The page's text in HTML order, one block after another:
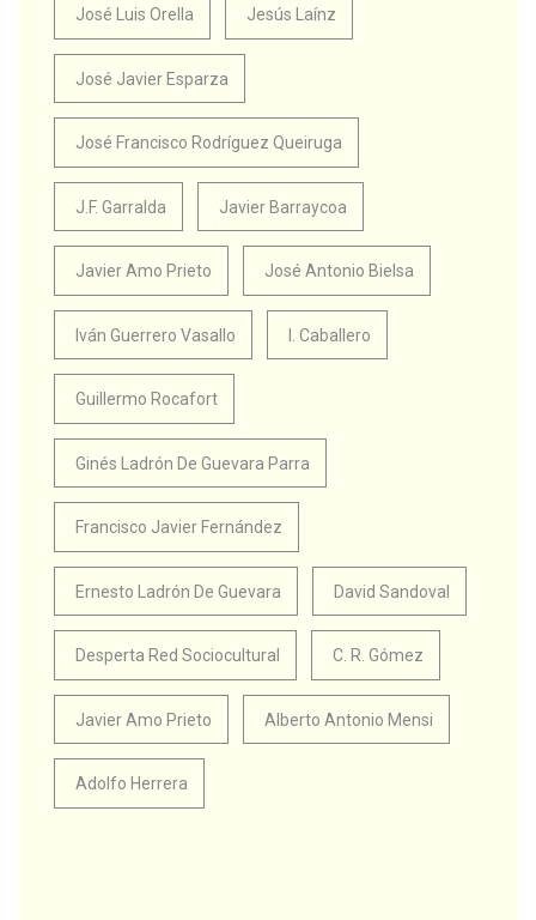
José Luis Orella Jesús Laínz
José Javier Esparza
José Francisco Rodríguez Queiruga
J.F. Garralda Javier Barraycoa
Javier Amo Prieto José Antonio Bielsa
Iván Guerrero Vasallo I. Caballero
Guillermo Rocafort
Ginés Ladrón De Guevara Parra
Francisco Javier Fernández
Ernesto Ladrón De Guevara David Sandoval
Desperta Red Sociocultural C. R. Gómez
Javier Amo Prieto Alberto Antonio Mensi
Adolfo Herrera